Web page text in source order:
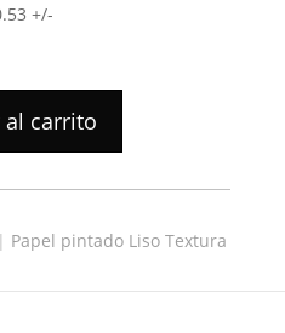
+/-
carrito
Papel pintado Liso Textura